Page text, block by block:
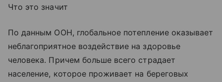
Что это значит
По данным ООН, глобальное потепление оказывает
неблагоприятное воздействие на здоровье
человека. Причем больше всего страдает
население, которое проживает на береговых